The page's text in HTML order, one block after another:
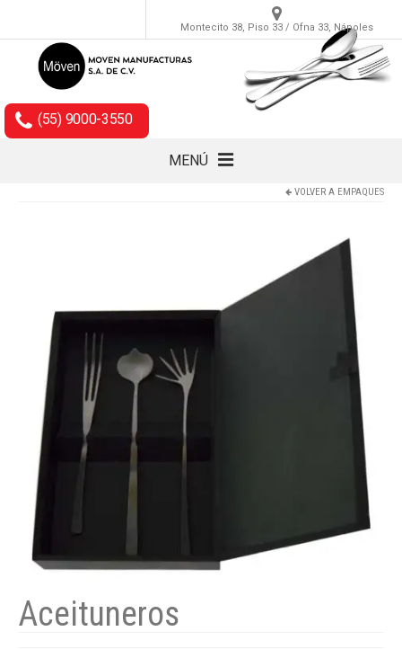
Montecito 38, Piso 33 / Ofna 33, Nápoles
(55) 9000-3550
MENÚ
VOLVER A EMPAQUES
Aceituneros